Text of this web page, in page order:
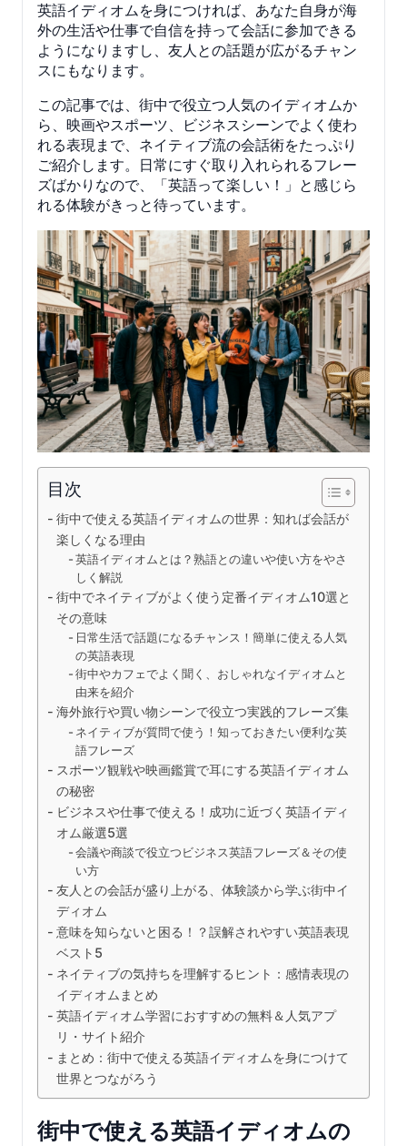
英語イディオムを身につければ、あなた自身が海
外の生活や仕事で自信を持って会話に参加できる
ようになりますし、友人との話題が広がるチャン
スにもなります。
この記事では、街中で役立つ人気のイディオムか
ら、映画やスポーツ、ビジネスシーンでよく使わ
れる表現まで、ネイティブ流の会話術をたっぷり
ご紹介します。日常にすぐ取り入れられるフレー
ズばかりなので、「英語って楽しい！」と感じら
れる体験がきっと待っています。
目次
街中で使える英語イディオムの世界：知れば会話が
楽しくなる理由
英語イディオムとは？熟語との違いや使い方をやさ
しく解説
街中でネイティブがよく使う定番イディオム10選と
その意味
日常生活で話題になるチャンス！簡単に使える人気
の英語表現
街中やカフェでよく聞く、おしゃれなイディオムと
由来を紹介
海外旅行や買い物シーンで役立つ実践的フレーズ集
ネイティブが質問で使う！知っておきたい便利な英
語フレーズ
スポーツ観戦や映画鑑賞で耳にする英語イディオム
の秘密
ビジネスや仕事で使える！成功に近づく英語イディ
オム厳選5選
会議や商談で役立つビジネス英語フレーズ＆その使
い方
友人との会話が盛り上がる、体験談から学ぶ街中イ
ディオム
意味を知らないと困る！？誤解されやすい英語表現
ベスト5
ネイティブの気持ちを理解するヒント：感情表現の
イディオムまとめ
英語イディオム学習におすすめの無料＆人気アプ
リ・サイト紹介
まとめ：街中で使える英語イディオムを身につけて
世界とつながろう
街中で使える英語イディオムの